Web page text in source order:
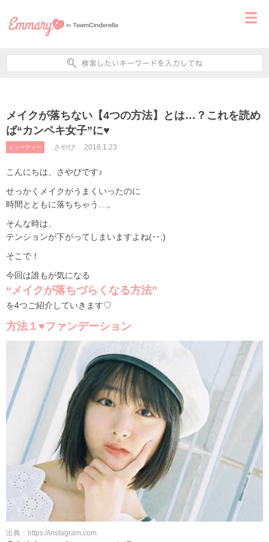
メイクが落ちない【4つの方法】とは…？これを読め
ば“カンペキ女子”に♥
ビューティー さやぴ 2018.1.23
こんにちは、さやぴです♪
せっかくメイクがうまくいったのに
時間とともに落ちちゃう…。
そんな時は、
テンションが下がってしまいますよね(･･;)
そこで！
今回は誰もが気になる
“メイクが落ちづらくなる方法”
を4つご紹介していきます♡
方法１♥ファンデーション
出典：https://instagram.com